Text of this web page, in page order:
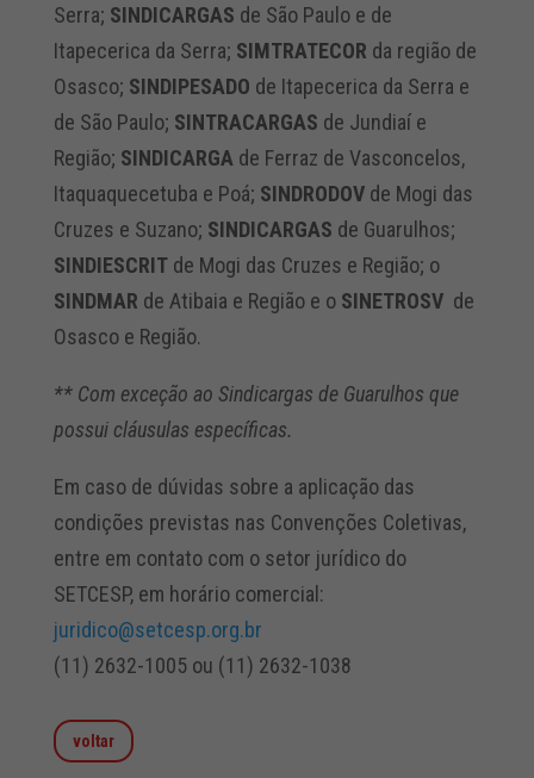
Serra; SINDICARGAS de São Paulo e de
Itapecerica da Serra; SIMTRATECOR da região de
Osasco; SINDIPESADO de Itapecerica da Serra e
de São Paulo; SINTRACARGAS de Jundiaí e
Região; SINDICARGA de Ferraz de Vasconcelos,
Itaquaquecetuba e Poá; SINDRODOVde Mogi das
Cruzes e Suzano; SINDICARGAS de Guarulhos;
SINDIESCRITde Mogi das Cruzes e Região; o
SINDMAR de Atibaia e Região e o SINETROSVde
Osasco e Região.
** Com exceção ao Sindicargas de Guarulhos que
possui cláusulas específicas.
Em caso de dúvidas sobre a aplicação das
condições previstas nas Convenções Coletivas,
entre em contato com o setor jurídico do
SETCESP, em horário comercial:
juridico@setcesp.org.br
(11) 2632-1005 ou (11) 2632-1038
voltar